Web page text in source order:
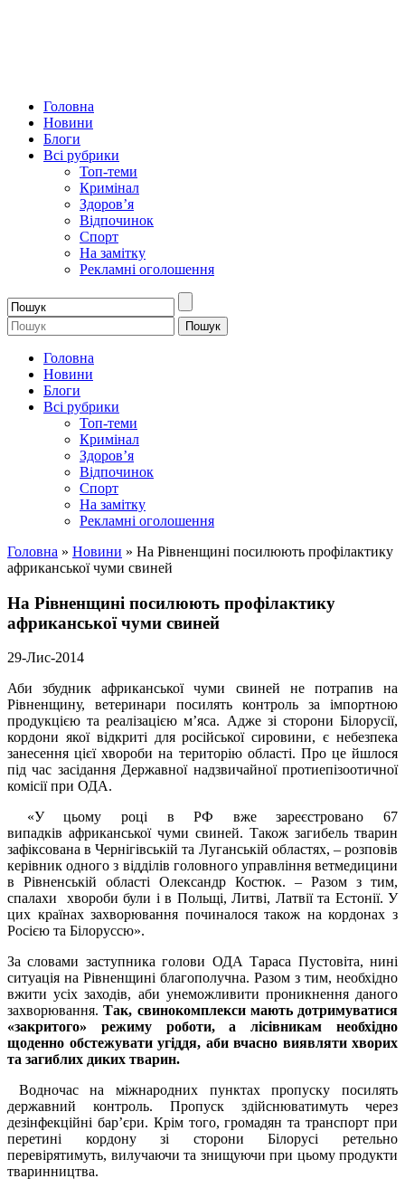
Головна
Новини
Блоги
Всі рубрики
Топ-теми
Кримінал
Здоров’я
Відпочинок
Спорт
На замітку
Рекламні оголошення
Головна
Новини
Блоги
Всі рубрики
Топ-теми
Кримінал
Здоров’я
Відпочинок
Спорт
На замітку
Рекламні оголошення
Головна » Новини » На Рівненщині посилюють профілактику
африканської чуми свиней
На Рівненщині посилюють профілактику
африканської чуми свиней
29-Лис-2014
Аби збудник африканської чуми свиней не потрапив на
Рівненщину, ветеринари посилять контроль за імпортною
продукцією та реалізацією м’яса. Адже зі сторони Білорусії,
кордони якої відкриті для російської сировини, є небезпека
занесення цієї хвороби на територію області. Про це йшлося
під час засідання Державної надзвичайної протиепізоотичної
комісії при ОДА.
«У цьому році в РФ вже зареєстровано 67
випадків африканської чуми свиней. Також загибель тварин
зафіксована в Чернігівській та Луганській областях, – розповів
керівник одного з відділів головного управління ветмедицини
в Рівненській області Олександр Костюк. – Разом з тим,
спалахи хвороби були і в Польщі, Литві, Латвії та Естонії. У
цих країнах захворювання починалося також на кордонах з
Росією та Білоруссю».
За словами заступника голови ОДА Тараса Пустовіта, нині
ситуація на Рівненщині благополучна. Разом з тим, необхідно
вжити усіх заходів, аби унеможливити проникнення даного
захворювання.Так, свинокомплекси мають дотримуватися
«закритого» режиму роботи, а лісівникам необхідно
щоденно обстежувати угіддя, аби вчасно виявляти хворих
та загиблих диких тварин.
Водночас на міжнародних пунктах пропуску посилять
державний контроль. Пропуск здійснюватимуть через
дезінфекційні бар’єри. Крім того, громадян та транспорт при
перетині кордону зі сторони Білорусі ретельно
перевірятимуть, вилучаючи та знищуючи при цьому продукти
тваринництва.